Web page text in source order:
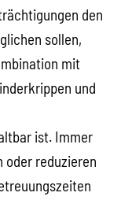
den
sollen,
mit
und
ist. Immer
oder reduzieren